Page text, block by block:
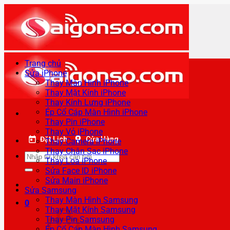
qua
nội
dung
Đặt Lịch Cửa Hàng
Tìm
kiếm:
0
Trang chủ
Sửa iPhone
Thay Màn Hình iPhone
Thay Mặt Kính iPhone
Thay Kính Lưng iPhone
Ép Cổ Cáp Màn Hình iPhone
Thay Pin iPhone
Thay Vỏ iPhone
Thay Camera iPhone
Thay Chân Sạc iPhone
Thay Loa iPhone
Sửa Face ID iPhone
Sửa Main iPhone
Sửa Samsung
Thay Màn Hình Samsung
Thay Mặt Kính Samsung
Thay Pin Samsung